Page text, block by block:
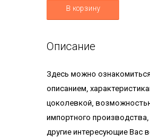
В корзину
Описание
Здесь можно
описанием,
цоколевкой,
импортного
другие интересующие Вас